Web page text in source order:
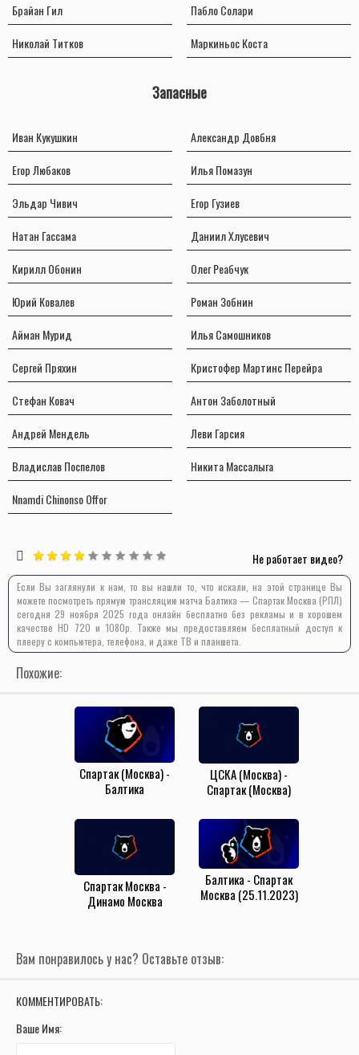
Брайан Гил
Николай Титков
Пабло Солари
Маркиньос Коста
Запасные
Иван Кукушкин
Егор Любаков
Эльдар Чивич
Натан Гассама
Кирилл Обонин
Юрий Ковалев
Айман Мурид
Сергей Пряхин
Стефан Ковач
Андрей Мендель
Владислав Поспелов
Nnamdi Chinonso Offor
Александр Довбня
Илья Помазун
Егор Гузиев
Даниил Хлусевич
Олег Реабчук
Роман Зобнин
Илья Самошников
Кристофер Мартинс Перейра
Антон Заболотный
Леви Гарсия
Никита Массалыга
Не работает видео?
Если Вы заглянули к нам, то вы нашли то, что искали, на этой странице Вы
можете посмотреть прямую трансляцию матча Балтика — Спартак Москва (РПЛ)
сегодня 29 ноября 2025 года онлайн бесплатно без рекламы и в хорошем
качестве HD 720 и 1080p. Также мы предоставляем бесплатный доступ к
плееру с компьютера, телефона, и даже ТВ и планшета.
Похожие:
Спартак (Москва) -
Балтика
(26.05.2025)
ЦСКА (Москва) -
Спартак (Москва)
Спартак Москва -
Динамо Москва
Балтика - Спартак
Москва (25.11.2023)
Вам понравилось у нас? Оставьте отзыв:
КОММЕНТИРОВАТЬ:
Ваше Имя: